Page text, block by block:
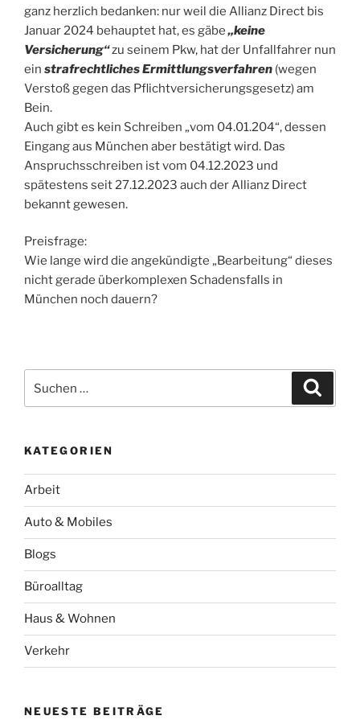
ganz herzlich bedanken: nur weil die Allianz Direct bis
Januar 2024 behauptet hat, es gäbe„keine
Versicherung“zu seinem Pkw, hat der Unfallfahrer nun
ein strafrechtliches Ermittlungsverfahren (wegen
Verstoß gegen das Pflichtversicherungsgesetz) am
Bein.
Auch gibt es kein Schreiben „vom 04.01.204“, dessen
Eingang aus München aber bestätigt wird. Das
Anspruchsschreiben ist vom 04.12.2023 und
spätestens seit 27.12.2023 auch der Allianz Direct
bekannt gewesen.
Preisfrage:
Wie lange wird die angekündigte „Bearbeitung“ dieses
nicht gerade überkomplexen Schadensfalls in
München noch dauern?
nach:
KATEGORIEN
Arbeit
Auto & Mobiles
Blogs
Büroalltag
Haus & Wohnen
Verkehr
NEUESTE BEITRÄGE